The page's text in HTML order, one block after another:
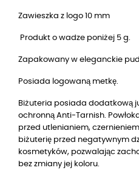
Zawieszka z logo 10 mm
Produkt o wadze poniżej 5 g.
Zapakowany w eleganckie
Posiada logowaną metkę.
Biżuteria posiada dodatkową
ochronną Anti-Tarnish.
przed utlenianiem,
biżuterię przed negatywnym
kosmetyków, pozwalając
bez zmiany jej koloru.